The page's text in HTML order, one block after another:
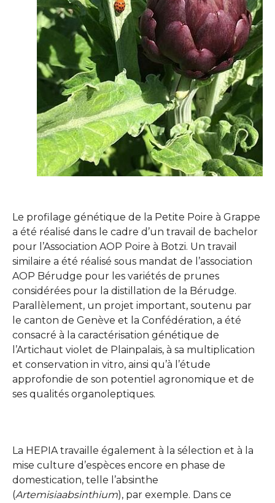
Le profilage génétique de la Petite Poire à Grappe
a été réalisé dans le cadre d’un travail de bachelor
pour l’Association AOP Poire à Botzi. Un travail
similaire a été réalisé sous mandat de l’association
AOP Bérudge pour les variétés de prunes
considérées pour la distillation de la Bérudge.
Parallèlement, un projet important, soutenu par
le canton de Genève et la Confédération, a été
consacré à la caractérisation génétique de
l’Artichaut violet de Plainpalais, à sa multiplication
et conservation in vitro, ainsi qu’à l’étude
approfondie de son potentiel agronomique et de
ses qualités organoleptiques.
La HEPIA travaille également à la sélection et à la
mise culture d’espèces encore en phase de
domestication, telle l’absinthe
(Artemisiaabsinthium), par exemple. Dans ce